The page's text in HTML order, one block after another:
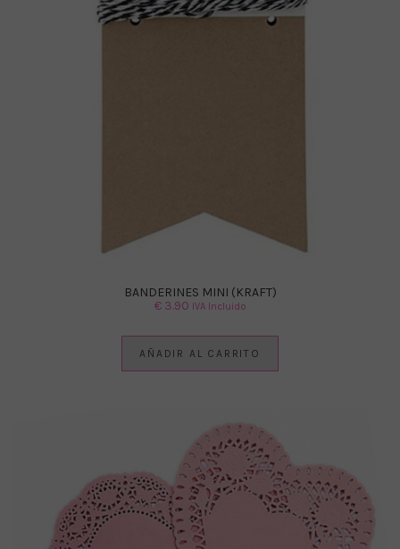
BANDERINES MINI (KRAFT)
€3.90 IVA Incluido
AÑADIR AL CARRITO